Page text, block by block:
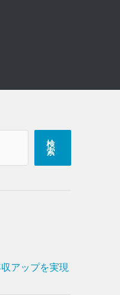
検
索
アップを実現